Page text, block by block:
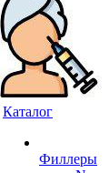
Каталог
Филлеры